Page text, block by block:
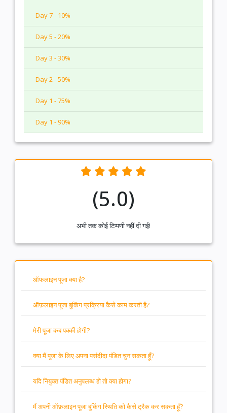
Day 7 - 10%
Day 5 - 20%
Day 3 - 30%
Day 2 - 50%
Day 1 - 75%
Day 1 - 90%
(5.0)
अभी तक कोई टिप्पणी नहीं दी गई!
ऑफलाइन पूजा क्या है?
ऑफ़लाइन पूजा बुकिंग प्रक्रिया कैसे काम करती है?
मेरी पूजा कब पक्की होगी?
क्या मैं पूजा के लिए अपना पसंदीदा पंडित चुन सकता हूँ?
यदि नियुक्त पंडित अनुपलब्ध हो तो क्या होगा?
मैं अपनी ऑफ़लाइन पूजा बुकिंग स्थिति को कैसे ट्रैक कर सकता हूँ?